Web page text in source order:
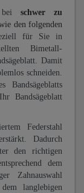
beischwer zu
den folgenden
für Sie in
Bimetall-
Damit
schneiden.
Bandsägeblatts
Bandsägeblatt
Federstahl
Dadurch
den richtigen
dem
Zahnauswahl
langlebigen